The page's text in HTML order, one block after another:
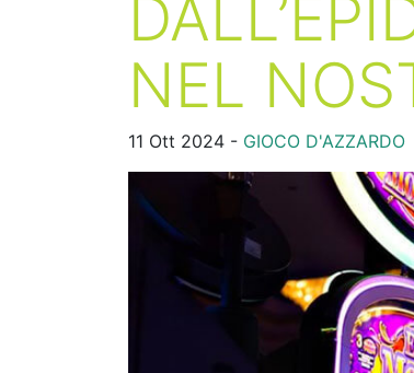
NEL
11 Ott 2024 - GIOCO D'AZZARDO